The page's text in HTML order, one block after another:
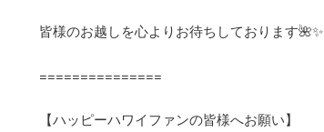
皆様のお越しを心よりお待ちしております🌺✨
===============
【ハッピーハワイファンの皆様へお願い】